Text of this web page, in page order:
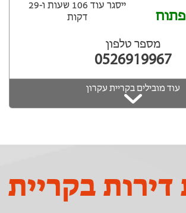
ייסגר עוד 106 שעות ‫ו-29
דקות
מספר טלפון
0526919967
עוד מובילים בקריית עקרון
דירות בקריית